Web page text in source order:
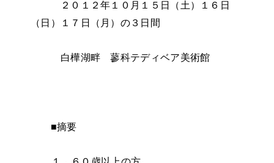
２０１２年１０月１５日（土）１６日
（日）１７日（月）の３日間
白樺湖畔 蓼科テディベア美術館
■摘要